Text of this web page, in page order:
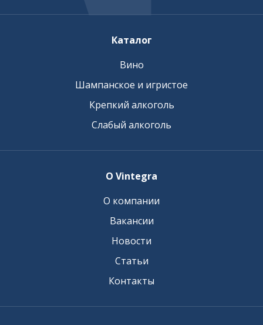
Каталог
Вино
Шампанское и игристое
Крепкий алкоголь
Слабый алкоголь
О Vintegra
О компании
Вакансии
Новости
Статьи
Контакты